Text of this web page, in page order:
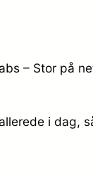
– Stor på
allerede i dag,